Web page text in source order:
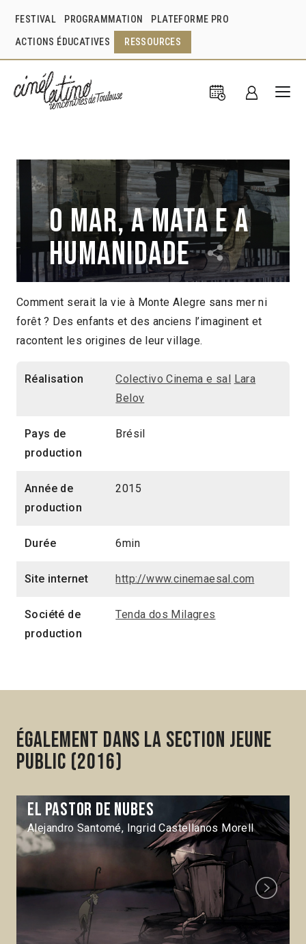
FESTIVAL PROGRAMMATION PLATEFORME PRO
ACTIONS ÉDUCATIVES RESSOURCES
O mar, a mata e a
humanidade
Colectivo Cinema e sal Lara Belov
Brésil
Comment serait la vie à Monte Alegre sans mer ni
forêt ? Des enfants et des anciens l’imaginent et
racontent les origines de leur village.
Réalisation Colectivo Cinema e sal Lara
Belov
Pays de
production
Brésil
Année de
production
2015
Durée 6min
Site internet http://www.cinemaesal.com
Société de
production
Tenda dos Milagres
Également dans la section Jeune
Public (2016)
El Pastor de nubes
Alejandro Santomé, Ingrid Castellanos Morell
Next